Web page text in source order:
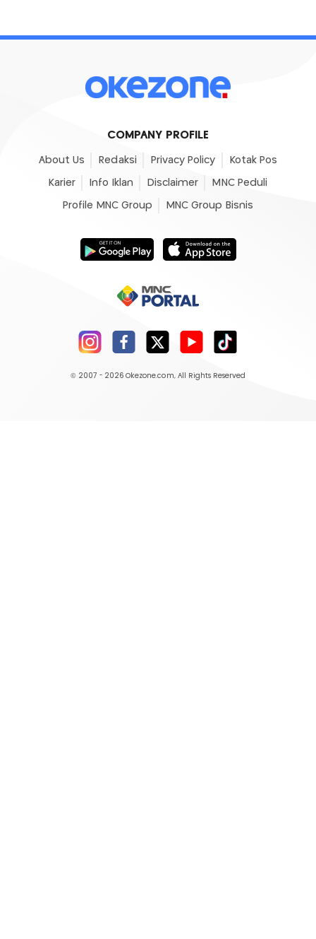
COMPANY PROFILE
About Us Redaksi Privacy Policy Kotak Pos
Karier Info Iklan Disclaimer MNC Peduli
Profile MNC Group MNC Group Bisnis
© 2007 - 2026 Okezone.com, All Rights Reserved